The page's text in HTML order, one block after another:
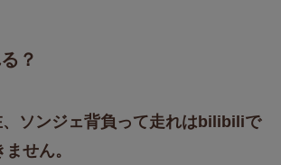
？
ソンジェ背負って走れはbilibiliで
せん。